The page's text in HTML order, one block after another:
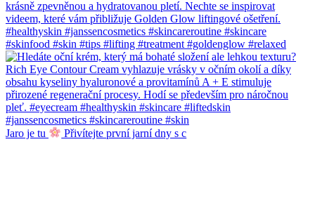
Jaro je tu Přivítejte první jarní dny s c